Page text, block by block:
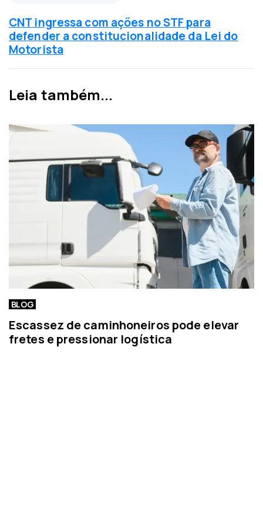
n
t
e
r
o
ó
x
i
m
a
o
í
a
CNT ingressa com ações no STF para
defender a constitucionalidade da Lei do
Motorista
Leia também...
BLOG
Escassez de caminhoneiros pode elevar
fretes e pressionar logística